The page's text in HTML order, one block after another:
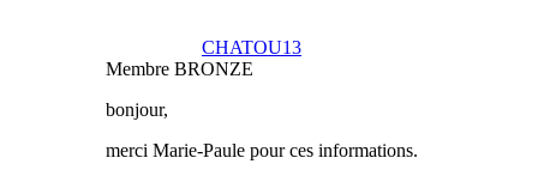
CHATOU13
Membre BRONZE
bonjour,
merci Marie-Paule pour ces informations.